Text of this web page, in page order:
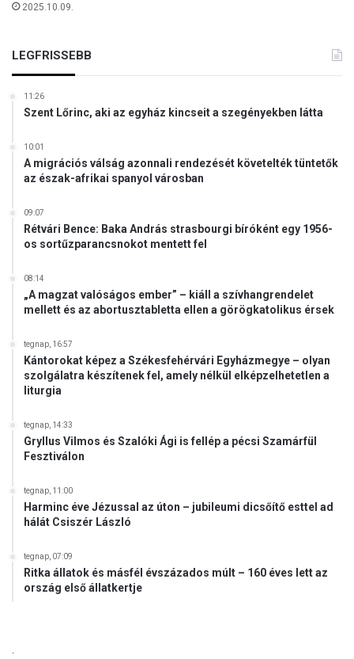
á
ó
l
g
2025.10.09.
LEGFRISSEBB
11:26
Szent Lőrinc, aki az egyház kincseit a szegényekben látta
10:01
A migrációs válság azonnali rendezését követelték tüntetők
az észak-afrikai spanyol városban
09:07
Rétvári Bence: Baka András strasbourgi bíróként egy 1956-
os sortűzparancsnokot mentett fel
08:14
„A magzat valóságos ember” – kiáll a szívhangrendelet
mellett és az abortusztabletta ellen a görögkatolikus érsek
tegnap, 16:57
Kántorokat képez a Székesfehérvári Egyházmegye – olyan
szolgálatra készítenek fel, amely nélkül elképzelhetetlen a
liturgia
tegnap, 14:33
Gryllus Vilmos és Szalóki Ági is fellép a pécsi Szamárfül
Fesztiválon
tegnap, 11:00
Harminc éve Jézussal az úton – jubileumi dicsőítő esttel ad
hálát Csiszér László
tegnap, 07:09
Ritka állatok és másfél évszázados múlt – 160 éves lett az
ország első állatkertje